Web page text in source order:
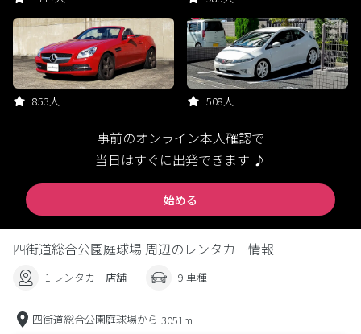
853人 508人
事前のオンライン本人確認で
当日はすぐに出発できます ♪
始める
四街道総合公園庭球場 周辺のレンタカー情報
1 レンタカー店舗 9 車種
四街道総合公園庭球場から 3051m